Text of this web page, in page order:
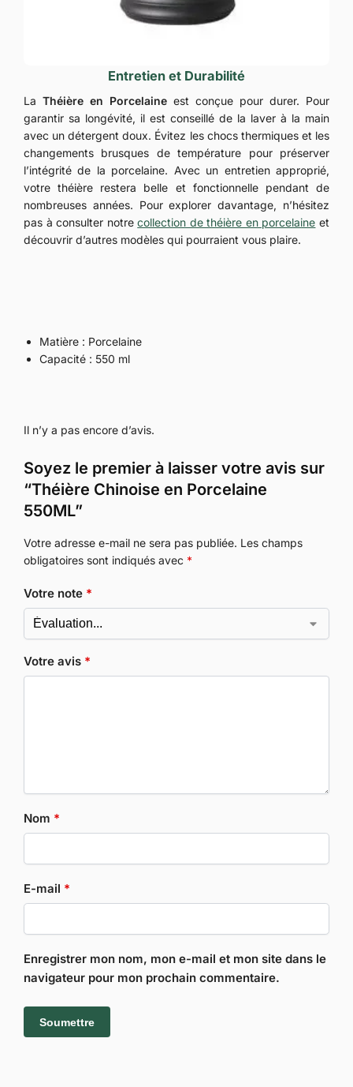
Entretien et Durabilité
La Théière en Porcelaine est conçue pour durer. Pour
garantir sa longévité, il est conseillé de la laver à la main
avec un détergent doux. Évitez les chocs thermiques et les
changements brusques de température pour préserver
l’intégrité de la porcelaine. Avec un entretien approprié,
votre théière restera belle et fonctionnelle pendant de
nombreuses années. Pour explorer davantage, n’hésitez
pas à consulter notrecollection de théière en porcelaine et
découvrir d’autres modèles qui pourraient vous plaire.
Matière : Porcelaine
Capacité : 550 ml
Il n’y a pas encore d’avis.
Soyez le premier à laisser votre avis sur
“Théière Chinoise en Porcelaine
550ML”
Votre adresse e-mail ne sera pas publiée. Les champs
obligatoires sont indiqués avec *
Votre note *
Votre avis *
Nom *
E-mail *
Enregistrer mon nom, mon e-mail et mon site dans le
navigateur pour mon prochain commentaire.